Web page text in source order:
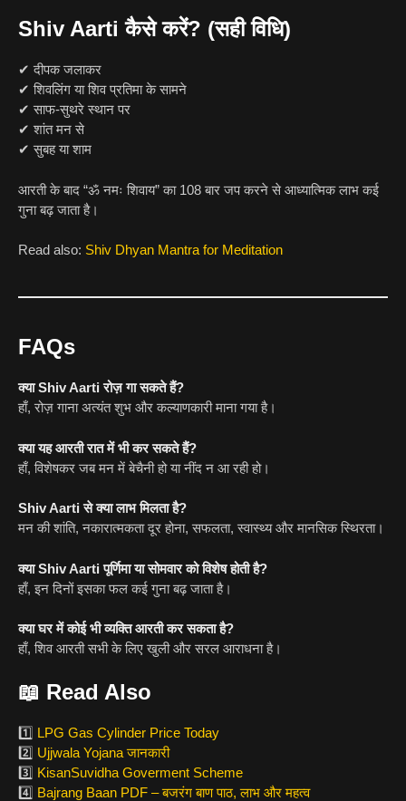
Shiv Aarti कैसे करें? (सही विधि)
✔ दीपक जलाकर
✔ शिवलिंग या शिव प्रतिमा के सामने
✔ साफ-सुथरे स्थान पर
✔ शांत मन से
✔ सुबह या शाम
आरती के बाद “ॐ नमः शिवाय” का 108 बार जप करने से आध्यात्मिक लाभ कई
गुना बढ़ जाता है।
Read also: Shiv Dhyan Mantra for Meditation
FAQs
क्या Shiv Aarti रोज़ गा सकते हैं?
हाँ, रोज़ गाना अत्यंत शुभ और कल्याणकारी माना गया है।
क्या यह आरती रात में भी कर सकते हैं?
हाँ, विशेषकर जब मन में बेचैनी हो या नींद न आ रही हो।
Shiv Aarti से क्या लाभ मिलता है?
मन की शांति, नकारात्मकता दूर होना, सफलता, स्वास्थ्य और मानसिक स्थिरता।
क्या Shiv Aarti पूर्णिमा या सोमवार को विशेष होती है?
हाँ, इन दिनों इसका फल कई गुना बढ़ जाता है।
क्या घर में कोई भी व्यक्ति आरती कर सकता है?
हाँ, शिव आरती सभी के लिए खुली और सरल आराधना है।
📖 Read Also
1️⃣ LPG Gas Cylinder Price Today
2️⃣ Ujjwala Yojana जानकारी
3️⃣ KisanSuvidha Goverment Scheme
4️⃣ Bajrang Baan PDF – बजरंग बाण पाठ, लाभ और महत्व